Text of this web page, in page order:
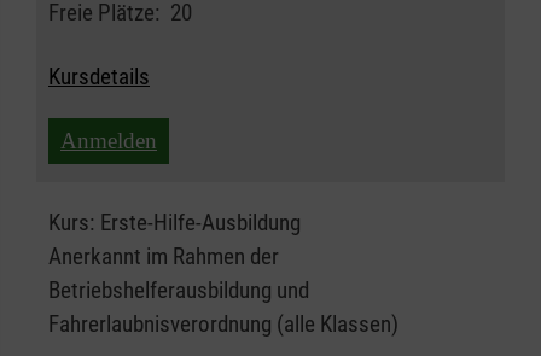
Freie Plätze: 20
Kursdetails
Anmelden
Kurs: Erste-Hilfe-Ausbildung
Anerkannt im Rahmen der
Betriebshelferausbildung und
Fahrerlaubnisverordnung (alle Klassen)